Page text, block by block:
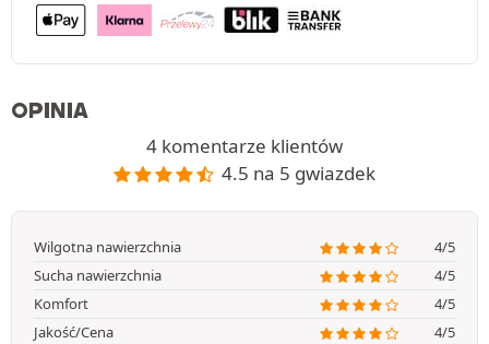
OPINIA
4 komentarze klientów
4.5 na 5 gwiazdek
Wilgotna nawierzchnia
4/5
Sucha nawierzchnia
4/5
Komfort
4/5
Jakość/Cena
4/5